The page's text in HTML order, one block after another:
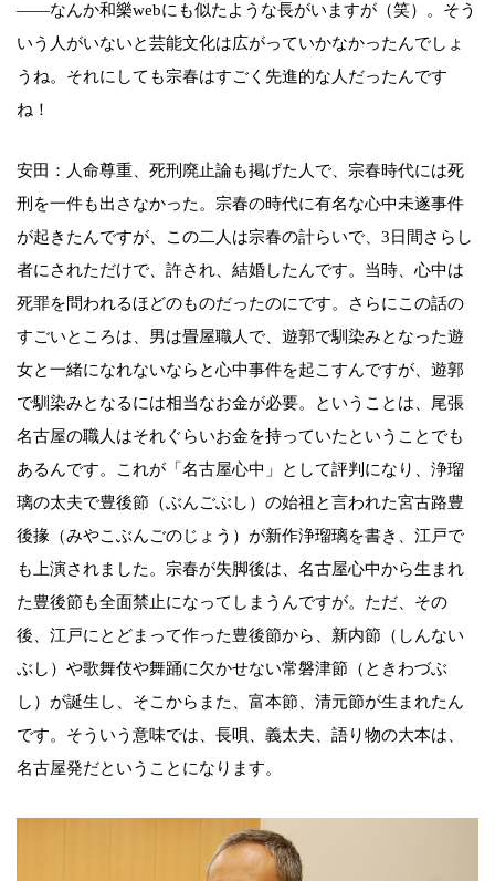
——なんか和樂webにも似たような長がいますが（笑）。そう
いう人がいないと芸能文化は広がっていかなかったんでしょ
うね。それにしても宗春はすごく先進的な人だったんです
ね！
安田：人命尊重、死刑廃止論も掲げた人で、宗春時代には死
刑を一件も出さなかった。宗春の時代に有名な心中未遂事件
が起きたんですが、この二人は宗春の計らいで、3日間さらし
者にされただけで、許され、結婚したんです。当時、心中は
死罪を問われるほどのものだったのにです。さらにこの話の
すごいところは、男は畳屋職人で、遊郭で馴染みとなった遊
女と一緒になれないならと心中事件を起こすんですが、遊郭
で馴染みとなるには相当なお金が必要。ということは、尾張
名古屋の職人はそれぐらいお金を持っていたということでも
あるんです。これが「名古屋心中」として評判になり、浄瑠
璃の太夫で豊後節（ぶんごぶし）の始祖と言われた宮古路豊
後掾（みやこぶんごのじょう）が新作浄瑠璃を書き、江戸で
も上演されました。宗春が失脚後は、名古屋心中から生まれ
た豊後節も全面禁止になってしまうんですが。ただ、その
後、江戸にとどまって作った豊後節から、新内節（しんない
ぶし）や歌舞伎や舞踊に欠かせない常磐津節（ときわづぶ
し）が誕生し、そこからまた、富本節、清元節が生まれたん
です。そういう意味では、長唄、義太夫、語り物の大本は、
名古屋発だということになります。